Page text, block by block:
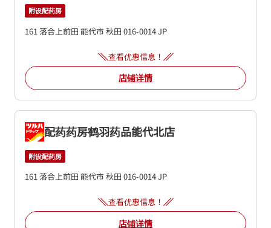
附设配药房
161 落合上前田 能代市秋田 016-0014JP
查看优惠信息！
店铺详情
配药药房鹤羽药品能代北店
附设配药房
161 落合上前田 能代市秋田 016-0014JP
查看优惠信息！
店铺详情